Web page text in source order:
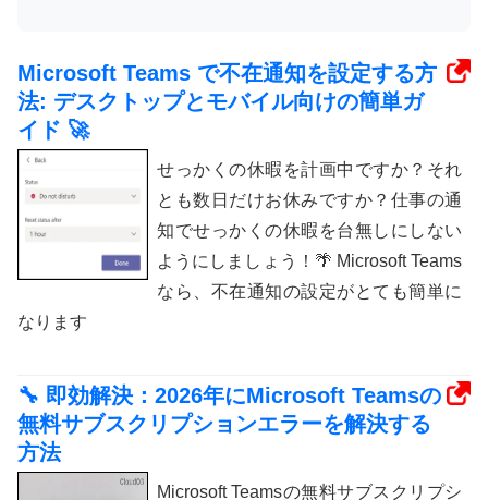
Microsoft Teams で不在通知を設定する方
法: デスクトップとモバイル向けの簡単ガ
イド 🚀
せっかくの休暇を計画中ですか？それ
とも数日だけお休みですか？仕事の通
知でせっかくの休暇を台無しにしない
ようにしましょう！🌴 Microsoft Teams
なら、不在通知の設定がとても簡単に
なります
🔧 即効解決：2026年にMicrosoft Teamsの
無料サブスクリプションエラーを解決する
方法
Microsoft Teamsの無料サブスクリプシ